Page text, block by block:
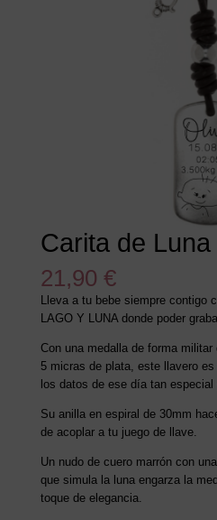
Carita de Luna
21,90 €
Lleva a tu bebe siempre contigo
LAGO Y LUNA donde poder
Con una medalla de forma
5 micras de plata, este llavero
los datos de ese día tan
Su anilla en espiral de 30mm
de acoplar a tu juego de llave.
Un nudo de cuero marrón con
que simula la luna engarza la
toque de elegancia.